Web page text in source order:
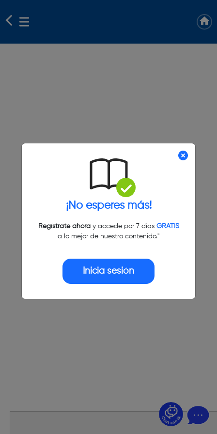
¡No esperes más!
Regístrate ahoray accede por 7 días GRATIS
a lo mejor de nuestro contenido."
Inicia sesión